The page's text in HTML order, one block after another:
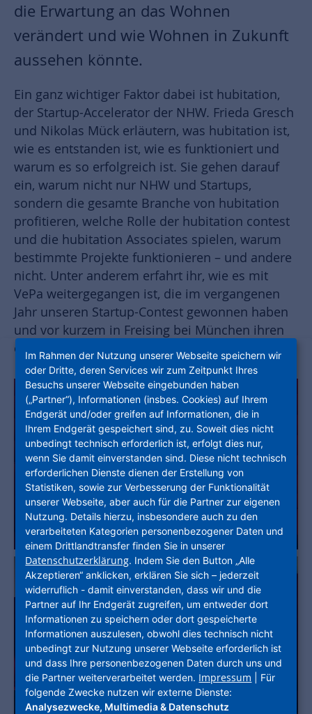
die Erwartung an das Wohnen
verändert und wie Wohnen in Zukunft
aussehen könnte.
Ein ganz wichtiger Faktor dabei ist hubitation,
der Startup-Accelerator der NHW. Frieda Gresch
und Nikolas Mück erläutern, was hubitation ist,
wie es entstanden ist, wie es funktioniert und
warum es so erfolgreich ist. Sie gehen darauf
ein, warum nicht nur NHW und Startups,
sondern die gesamte Branche von hubitation
profitieren, welche Rolle der hubitation contest
und die hubitation Associates spielen, warum
bestimmte Projekte funktionieren – und andere
nicht. Unter anderem erfahrt ihr, wie es mit
VePa weitergegangen ist, die im vergangenen
Jahr unseren Startup-Contest gewonnen haben
und vor kurzem in Freising bei München ihren
ersten vertikalen (!) Parktower eröffnet haben.
Im Rahmen der Nutzung unserer Webseite speichern wir
oder Dritte, deren Services wir zum Zeitpunkt Ihres
Besuchs unserer Webseite eingebunden haben
(„Partner“), Informationen (insbes. Cookies) auf Ihrem
Endgerät und/oder greifen auf Informationen, die in
Ihrem Endgerät gespeichert sind, zu. Soweit dies nicht
unbedingt technisch erforderlich ist, erfolgt dies nur,
wenn Sie damit einverstanden sind. Diese nicht technisch
erforderlichen Dienste dienen der Erstellung von
Statistiken, sowie zur Verbesserung der Funktionalität
unserer Webseite, aber auch für die Partner zur eigenen
Nutzung. Details hierzu, insbesondere auch zu den
verarbeiteten Kategorien personenbezogener Daten und
einem Drittlandtransfer finden Sie in unserer
Datenschutzerklärung. Indem Sie den Button „Alle
Akzeptieren“ anklicken, erklären Sie sich – jederzeit
widerruflich - damit einverstanden, dass wir und die
Partner auf Ihr Endgerät zugreifen, um entweder dort
Informationen zu speichern oder dort gespeicherte
Informationen auszulesen, obwohl dies technisch nicht
unbedingt zur Nutzung unserer Webseite erforderlich ist
und dass Ihre personenbezogenen Daten durch uns und
die Partner weiterverarbeitet werden. Impressum | Für
folgende Zwecke nutzen wir externe Dienste:
Analysezwecke, Multimedia & Datenschutz